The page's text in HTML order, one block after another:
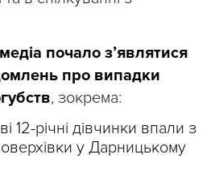
почало з’являтися
про випадки
, зокрема:
12-річні дівчинки впали з
у Дарницькому